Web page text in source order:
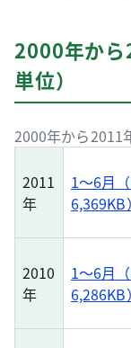
2000年か
単位）
2000年から2011
2011
年
1～6月
6,369KB）
2010
年
1～6月
6,286KB）